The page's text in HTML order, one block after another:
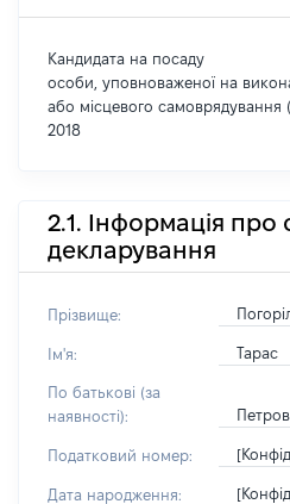
Кандидата на посаду
особи, уповноваженої на
або місцевого самоврядування
2018
2.1. Інформація про
декларування
Прізвище:
Ім'я: Тарас
По батькові (за
наявності):
Податковий номер:
Дата народження: